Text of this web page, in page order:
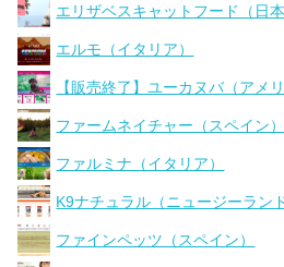
エリザベスキャットフード（日
エルモ（イタリア）
【販売終了】ユーカヌバ（アメリ
ファームネイチャー（スペイン）
ファルミナ（イタリア）
K9ナチュラル（ニュージーランド
ファインペッツ（スペイン）